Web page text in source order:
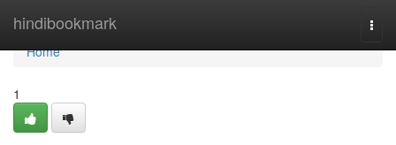
hindibookmark
Home
Home
1